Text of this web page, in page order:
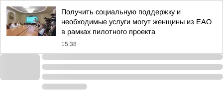
Получить социальную поддержку и
необходимые услуги могут женщины из ЕАО
в рамках пилотного проекта
15:38